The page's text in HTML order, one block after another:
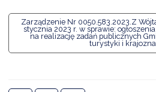
Zarządzenie Nr 0050.583.2023.Z
stycznia 2023 r. w sprawie:
na realizację zadań publicznych
turystyki i